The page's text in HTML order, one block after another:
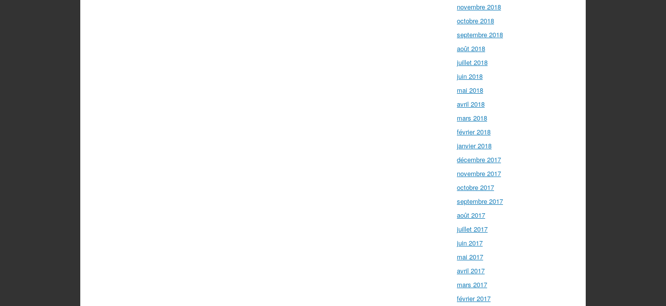
novembre 2018
octobre 2018
septembre 2018
août 2018
juillet 2018
juin 2018
mai 2018
avril 2018
mars 2018
février 2018
janvier 2018
décembre 2017
novembre 2017
octobre 2017
septembre 2017
août 2017
juillet 2017
juin 2017
mai 2017
avril 2017
mars 2017
février 2017